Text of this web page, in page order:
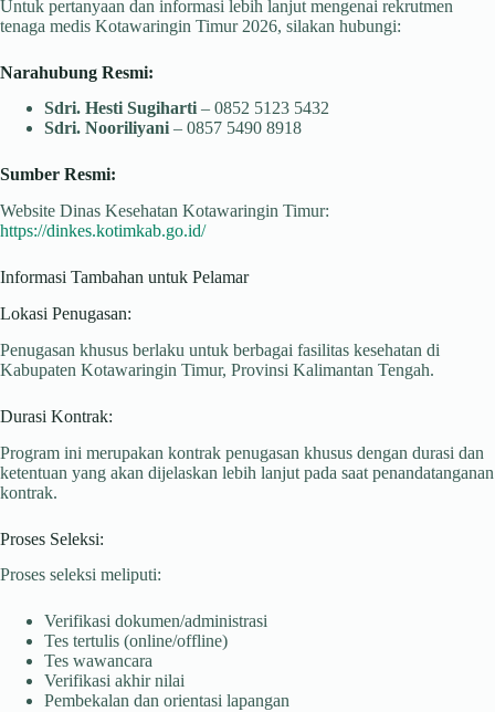
Untuk pertanyaan dan informasi lebih lanjut mengenai rekrutmen
tenaga medis Kotawaringin Timur 2026, silakan hubungi:
Narahubung Resmi:
Sdri. Hesti Sugiharti– 0852 5123 5432
Sdri. Nooriliyani– 0857 5490 8918
Sumber Resmi:
Website Dinas Kesehatan Kotawaringin Timur:
https://dinkes.kotimkab.go.id/
Informasi Tambahan untuk Pelamar
Lokasi Penugasan:
Penugasan khusus berlaku untuk berbagai fasilitas kesehatan di
Kabupaten Kotawaringin Timur, Provinsi Kalimantan Tengah.
Durasi Kontrak:
Program ini merupakan kontrak penugasan khusus dengan durasi dan
ketentuan yang akan dijelaskan lebih lanjut pada saat penandatanganan
kontrak.
Proses Seleksi:
Proses seleksi meliputi:
Verifikasi dokumen/administrasi
Tes tertulis (online/offline)
Tes wawancara
Verifikasi akhir nilai
Pembekalan dan orientasi lapangan